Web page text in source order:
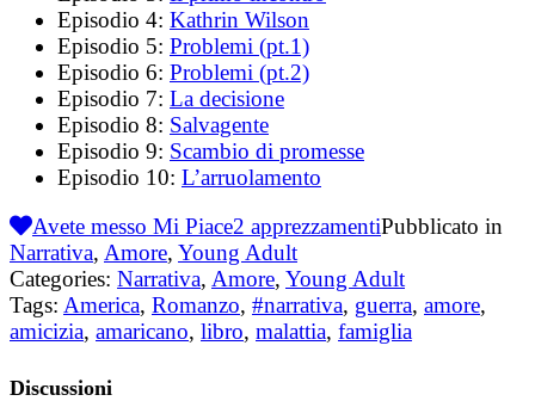
Episodio 4: Kathrin Wilson
Episodio 5: Problemi (pt.1)
Episodio 6: Problemi (pt.2)
Episodio 7: La decisione
Episodio 8: Salvagente
Episodio 9: Scambio di promesse
Episodio 10: L’arruolamento
Avete messo Mi Piace2 apprezzamentiPubblicato in
Narrativa, Amore, Young Adult
Categories: Narrativa, Amore, Young Adult
Tags: America, Romanzo, #narrativa, guerra, amore,
amicizia, amaricano, libro, malattia, famiglia
Discussioni